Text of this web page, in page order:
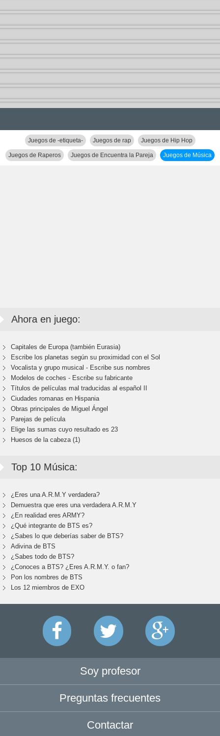
Juegos de -etiqueta- Juegos de rap Juegos de Hip Hop
Juegos de Raperos Juegos de Encuentra la Pareja Juegos de Música
Ahora en juego:
Capitales de Europa (también Eurasia)
Escribe los planetas según su proximidad con el Sol
Vocalista y grupo musical - Escribe sus nombres
Modelos de coches - Escribe su fabricante
Títulos de películas mal traducidas al español II
Ciudades romanas en Hispania
Obras principales de Miguel Ángel
Parejas de película
Elige las sumas cuyo resultado es 23
Huesos de la cabeza (1)
Top 10 Música:
¿Eres una A.R.M.Y verdadera?
Demuestra que eres una verdadera A.R.M.Y
¿En realidad eres ARMY?
¿Qué integrante de BTS es?
¿Sabes lo que deberías saber de BTS?
Adivina de BTS
¿Sabes todo de BTS?
¿Conoces a BTS? ¿Eres A.R.M.Y. o fan?
Pon los nombres de BTS
Los 12 miembros de EXO
Soy profesor
Preguntas frecuentes
Contactar